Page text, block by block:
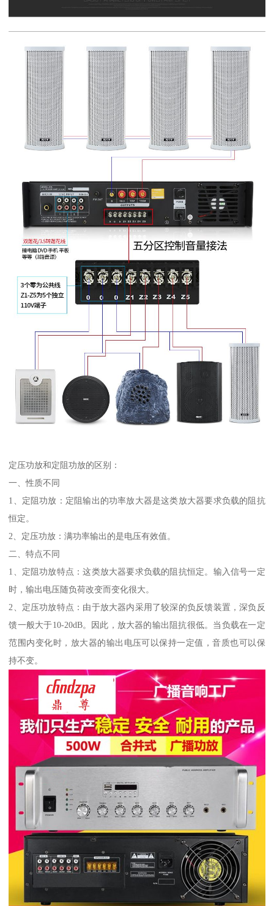
定压功放和定阻功放的区别：
一、性质不同
1、定阻功放：定阻输出的功率放大器是这类放大器要求负载的阻抗
恒定。
2、定压功放：满功率输出的是电压有效值。
二、特点不同
1、定阻功放特点：这类放大器要求负载的阻抗恒定。输入信号一定
时，输出电压随负荷改变而变化很大。
2、定压功放特点：由于放大器内采用了较深的负反馈装置，深负反
馈一般大于10-20dB。因此，放大器的输出阻抗很低。当负载在一定
范围内变化时，放大器的输出电压可以保持一定值，音质也可以保
持不变。